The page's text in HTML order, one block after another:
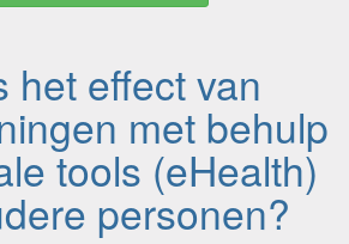
het effect van
met behulp
tools (eHealth)
personen?